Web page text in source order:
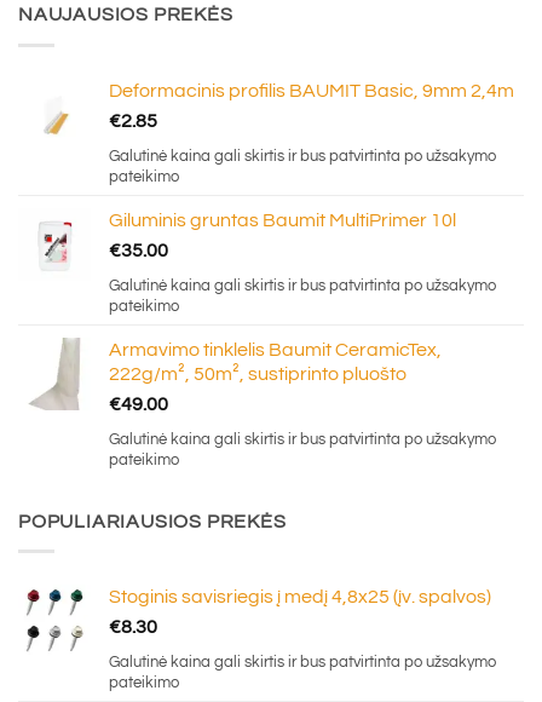
NAUJAUSIOS PREKĖS
Deformacinis profilis BAUMIT Basic, 9mm 2,4m
€2.85
Galutinė kaina gali skirtis ir bus patvirtinta po užsakymo
pateikimo
Giluminis gruntas Baumit MultiPrimer 10l
€35.00
Galutinė kaina gali skirtis ir bus patvirtinta po užsakymo
pateikimo
Armavimo tinklelis Baumit CeramicTex,
222g/m², 50m², sustiprinto pluošto
€49.00
Galutinė kaina gali skirtis ir bus patvirtinta po užsakymo
pateikimo
POPULIARIAUSIOS PREKĖS
Stoginis savisriegis į medį 4,8x25 (įv. spalvos)
€8.30
Galutinė kaina gali skirtis ir bus patvirtinta po užsakymo
pateikimo